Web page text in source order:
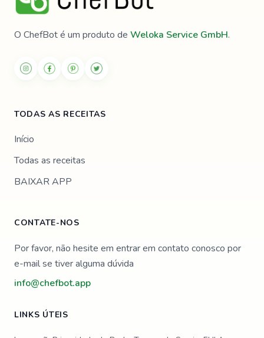
O ChefBot é um produto de Weloka Service GmbH.
TODAS AS RECEITAS
Início
Todas as receitas
BAIXAR APP
CONTATE-NOS
Por favor, não hesite em entrar em contato conosco por
e-mail se tiver alguma dúvida
info@chefbot.app
LINKS ÚTEIS